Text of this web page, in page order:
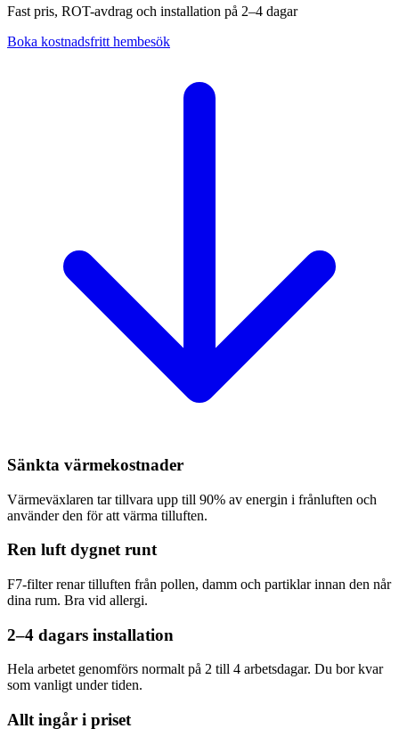
Fast pris, ROT-avdrag och installation på 2–4 dagar
Boka kostnadsfritt hembesök
Sänkta värmekostnader
Värmeväxlaren tar tillvara upp till 90% av energin i frånluften och
använder den för att värma tilluften.
Ren luft dygnet runt
F7-filter renar tilluften från pollen, damm och partiklar innan den når
dina rum. Bra vid allergi.
2–4 dagars installation
Hela arbetet genomförs normalt på 2 till 4 arbetsdagar. Du bor kvar
som vanligt under tiden.
Allt ingår i priset